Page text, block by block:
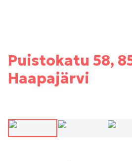
Puistokatu 58,
Haapajärvi